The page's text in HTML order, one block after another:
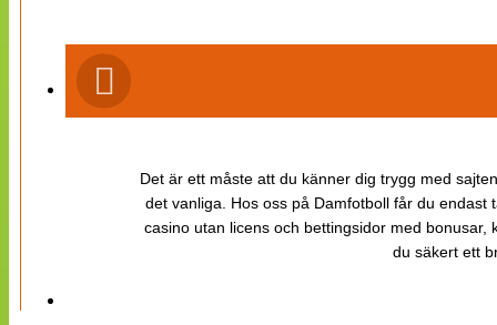
Det är ett måste att du känner dig trygg med
det vanliga. Hos oss på Damfotboll får du
casino utan licens och bettingsidor med
du säkert ett